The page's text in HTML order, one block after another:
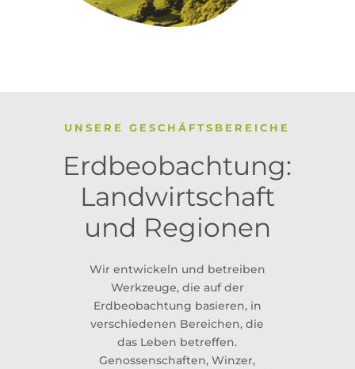
UNSERE GESCHÄFTSBEREICHE
Erdbeobachtung:
Landwirtschaft
und Regionen
Wir entwickeln und betreiben
Werkzeuge, die auf der
Erdbeobachtung basieren, in
verschiedenen Bereichen, die
das Leben betreffen.
Genossenschaften, Winzer,